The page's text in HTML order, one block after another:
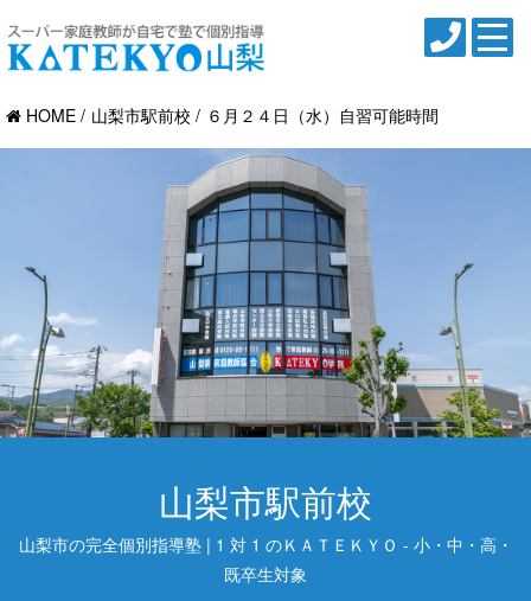
HOME 山梨市駅前校 ６月２４日（水）自習可能時間
山梨市駅前校
山梨市の完全個別指導塾 | 1 対 1 のＫＡＴＥＫＹＯ - 小・中・高・
既卒生対象